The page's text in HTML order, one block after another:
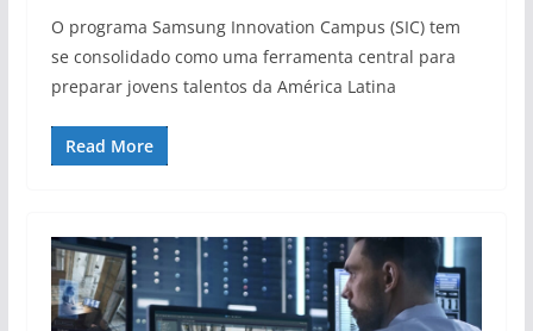
O programa Samsung Innovation Campus (SIC) tem
se consolidado como uma ferramenta central para
preparar jovens talentos da América Latina
Read More